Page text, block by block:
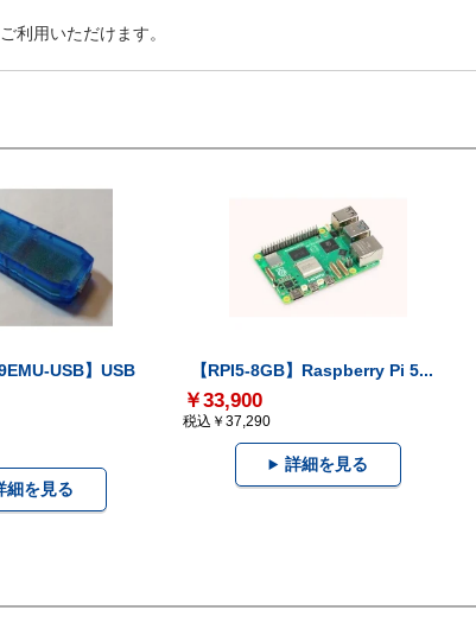
利用いただけます。
USB】USB
細を見る
【RPI5-8GB】Raspberry Pi 5...
￥33,900
税込￥37,290
詳細を見る